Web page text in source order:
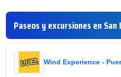
Paseos y excursiones en
Wind Experience -